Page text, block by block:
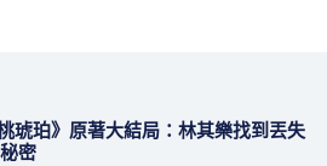
琥珀》原著大結局：林其樂找到丟失
密